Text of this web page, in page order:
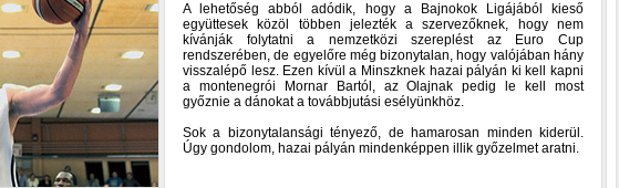
A lehetőség abból adódik, hogy a Bajnokok Ligájából kieső
együttesek közöl többen jelezték a szervezőknek, hogy nem
kívánják folytatni a nemzetközi szereplést az Euro Cup
rendszerében, de egyelőre még bizonytalan, hogy valójában hány
visszalépő lesz. Ezen kívül a Minszknek hazai pályán ki kell kapni
a montenegrói Mornar Bartól, az Olajnak pedig le kell most
győznie a dánokat a továbbjutási esélyünkhöz.
Sok a bizonytalansági tényező, de hamarosan minden kiderül.
Úgy gondolom, hazai pályán mindenképpen illik győzelmet aratni.